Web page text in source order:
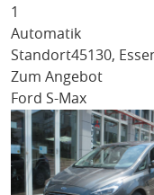
1
Automatik
Standort45130,
Zum Angebot
Ford S-Max